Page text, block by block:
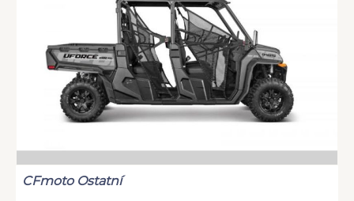
CFmoto Ostatní